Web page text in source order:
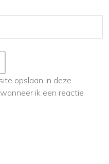
opslaan in deze
ik een reactie